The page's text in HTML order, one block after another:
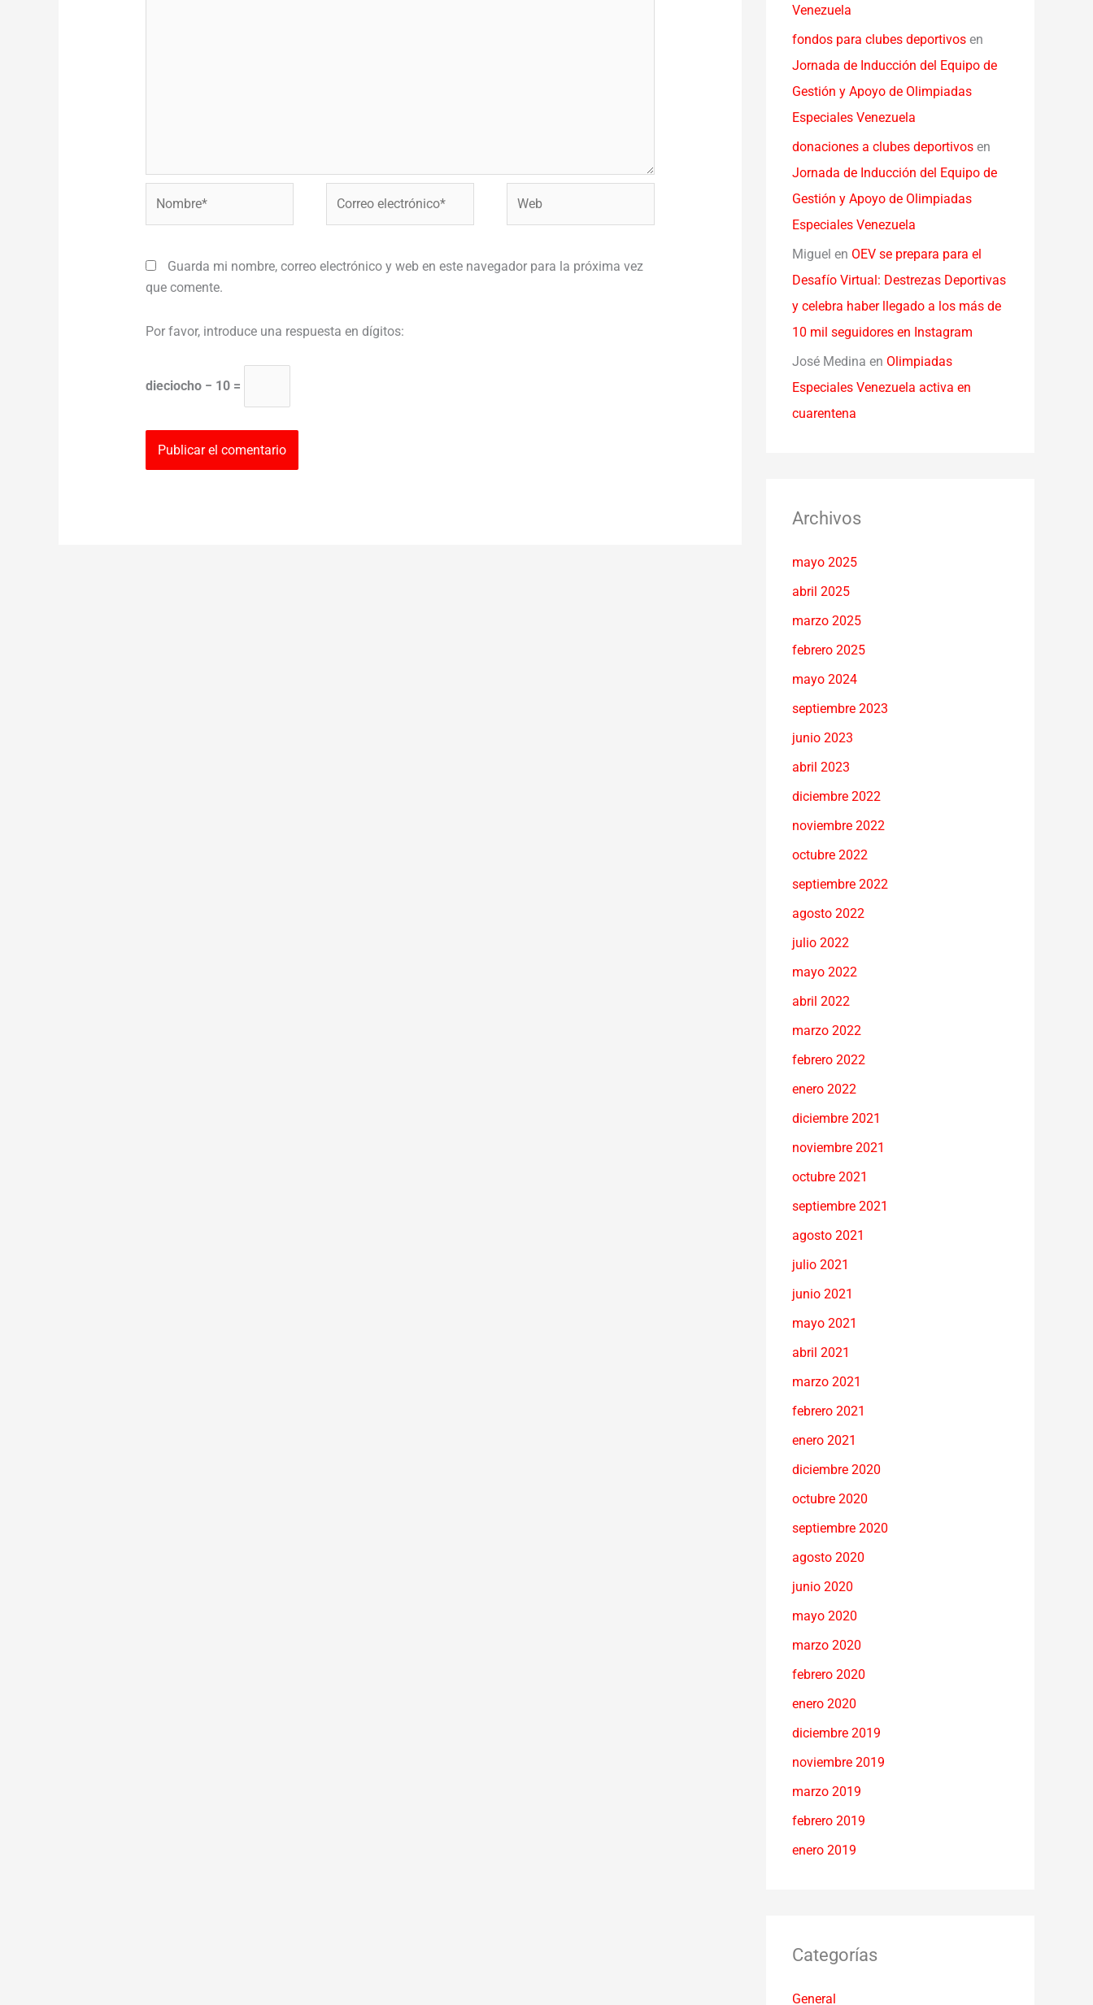
Guarda mi nombre, correo electrónico y web en este navegador para la próxima vez
que comente.
Por favor, introduce una respuesta en dígitos:
dieciocho − 10 =
Venezuela
fondos para clubes deportivos en
Jornada de Inducción del Equipo de
Gestión y Apoyo de Olimpiadas
Especiales Venezuela
donaciones a clubes deportivos en
Jornada de Inducción del Equipo de
Gestión y Apoyo de Olimpiadas
Especiales Venezuela
Miguel en OEV se prepara para el
Desafío Virtual: Destrezas Deportivas
y celebra haber llegado a los más de
10 mil seguidores en Instagram
José Medina en Olimpiadas
Especiales Venezuela activa en
cuarentena
Archivos
mayo 2025
abril 2025
marzo 2025
febrero 2025
mayo 2024
septiembre 2023
junio 2023
abril 2023
diciembre 2022
noviembre 2022
octubre 2022
septiembre 2022
agosto 2022
julio 2022
mayo 2022
abril 2022
marzo 2022
febrero 2022
enero 2022
diciembre 2021
noviembre 2021
octubre 2021
septiembre 2021
agosto 2021
julio 2021
junio 2021
mayo 2021
abril 2021
marzo 2021
febrero 2021
enero 2021
diciembre 2020
octubre 2020
septiembre 2020
agosto 2020
junio 2020
mayo 2020
marzo 2020
febrero 2020
enero 2020
diciembre 2019
noviembre 2019
marzo 2019
febrero 2019
enero 2019
Categorías
General